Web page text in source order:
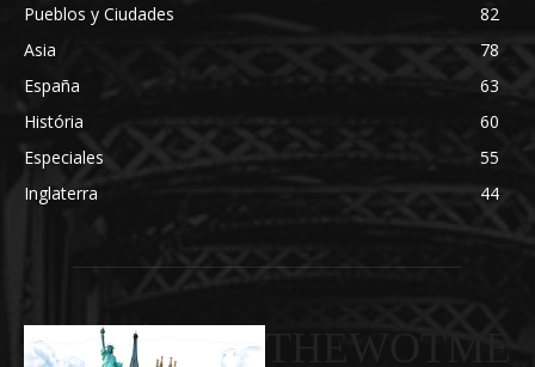
Pueblos y Ciudades
82
Asia
78
España
63
História
60
Especiales
55
Inglaterra
44